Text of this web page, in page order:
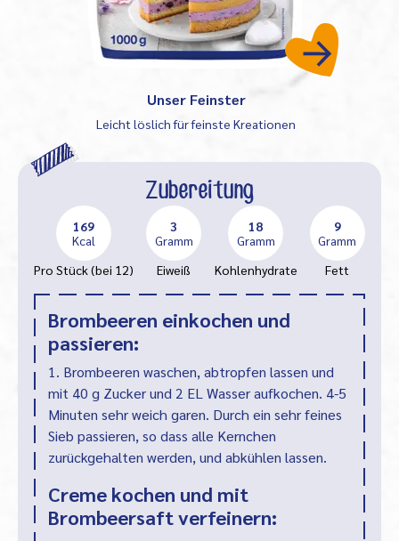
Unser Feinster
Leicht löslich für feinste Kreationen
Zubereitung
169
Kcal
Pro Stück (bei 12)
3
Gramm
Eiweiß
18
Gramm
Kohlenhydrate
9
Gramm
Fett
Brombeeren einkochen und
passieren:
1. Brombeeren waschen, abtropfen lassen und
mit 40 g Zucker und 2 EL Wasser aufkochen. 4-5
Minuten sehr weich garen. Durch ein sehr feines
Sieb passieren, so dass alle Kernchen
zurückgehalten werden, und abkühlen lassen.
Creme kochen und mit
Brombeersaft verfeinern: